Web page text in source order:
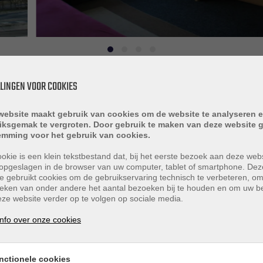
met berging op de 2e verdieping
In de omgeving van deze locatie zijn op loopafstand
station Tilburg en het Tweesteden-ziekenhuis.
VOOR COOKIES
maakt gebruik van cookies om de website te analyseren
te vergroten. Door gebruik te maken van deze website
voor het gebruik van cookies.
is een klein tekstbestand dat, bij het eerste bezoek aan deze
in de browser van uw computer, tablet of smartphone.
gebruikt cookies om de gebruikservaring technisch te verbeteren, om
van onder andere het aantal bezoeken bij te houden en om uw
website verder op te volgen op sociale media.
over onze cookies
cookies